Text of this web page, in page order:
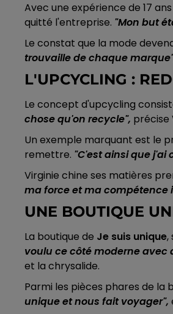
Avec une expérience de 17
quitté l'entreprise. "Mon but
Le constat que la mode
trouvaille de chaque
L'UPCYCLING :
Le concept d'upcycling
chose qu'on recycle", précise
Un exemple marquant est le
remettre. "C'est ainsi que
Virginie chine ses matières
ma force et ma compétence
UNE BOUTIQUE
La boutique de Je suis unique,
voulu ce côté moderne avec
et la chrysalide.
Parmi les pièces phares de la
unique et nous fait voyager",